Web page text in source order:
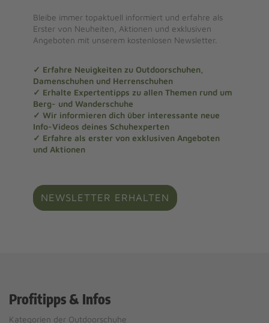
Bleibe immer topaktuell informiert und erfahre als
Erster von Neuheiten, Aktionen und exklusiven
Angeboten mit unserem kostenlosen Newsletter.
✓ Erfahre Neuigkeiten zu Outdoorschuhen,
Damenschuhen und Herrenschuhen
✓ Erhalte Expertentipps zu allen Themen rund um
Berg- und Wanderschuhe
✓ Wir informieren dich über interessante neue
Info-Videos deines Schuhexperten
✓ Erfahre als erster von exklusiven Angeboten
und Aktionen
NEWSLETTER ERHALTEN
Profitipps & Infos
Kategorien der Outdoorschuhe